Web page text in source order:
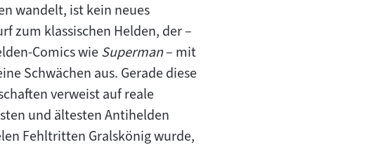
wandelt, ist kein neues
zum klassischen Helden, der –
Comics wieSuperman– mit
Schwächen aus. Gerade diese
verweist auf reale
und ältesten Antihelden
Fehltritten Gralskönig wurde,